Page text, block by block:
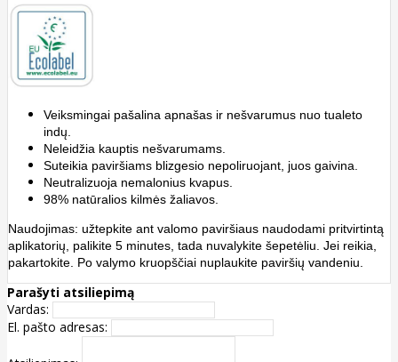
Veiksmingai pašalina apnašas ir nešvarumus nuo tualeto
indų.
Neleidžia kauptis nešvarumams.
Suteikia paviršiams blizgesio nepoliruojant, juos gaivina.
Neutralizuoja nemalonius kvapus.
98% natūralios kilmės žaliavos.
Naudojimas: užtepkite ant valomo paviršiaus naudodami pritvirtintą
aplikatorių, palikite 5 minutes, tada nuvalykite šepetėliu. Jei reikia,
pakartokite. Po valymo kruopščiai nuplaukite paviršių vandeniu.
Parašyti atsiliepimą
Vardas:
El. pašto adresas: